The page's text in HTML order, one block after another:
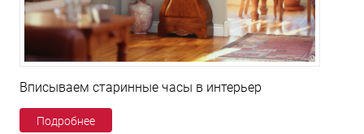
Вписываем старинные часы в интерьер
Подробнее